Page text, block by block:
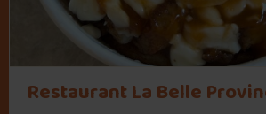
Restaurant La Belle